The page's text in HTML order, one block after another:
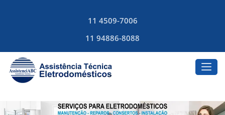
11 4509-7006
11 94886-8088